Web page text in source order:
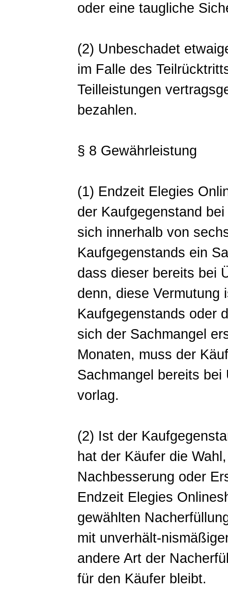
oder eine taugliche
(2) Unbeschadet
im Falle des
Teilleistungen
bezahlen.
§ 8 Gewährleistung
(1) Endzeit Elegies
der Kaufgegenstand
sich innerhalb von
Kaufgegenstands ein
dass dieser bereits bei
denn, diese Vermutung
Kaufgegenstands oder
sich der Sachmangel
Monaten, muss der
Sachmangel bereits
vorlag.
(2) Ist der
hat der Käufer die
Nachbesserung oder
Endzeit Elegies
gewählten
mit unverhält-
andere Art der
für den Käufer bleibt.